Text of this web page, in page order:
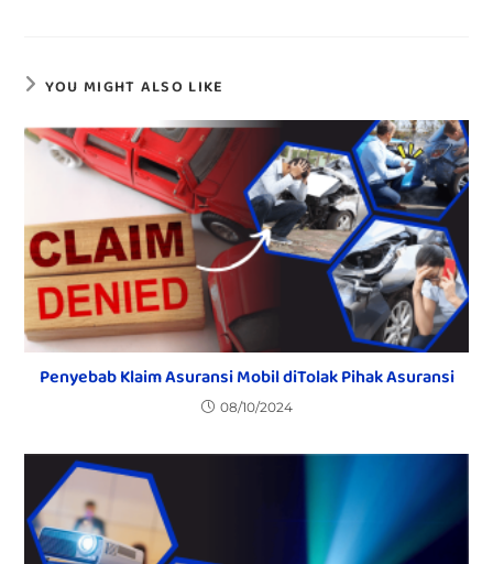
YOU MIGHT ALSO LIKE
Penyebab Klaim Asuransi Mobil diTolak Pihak Asuransi
08/10/2024